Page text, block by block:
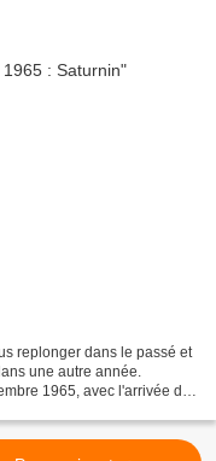
replonger dans le passé et
une autre année.
1965, avec l'arrivée de